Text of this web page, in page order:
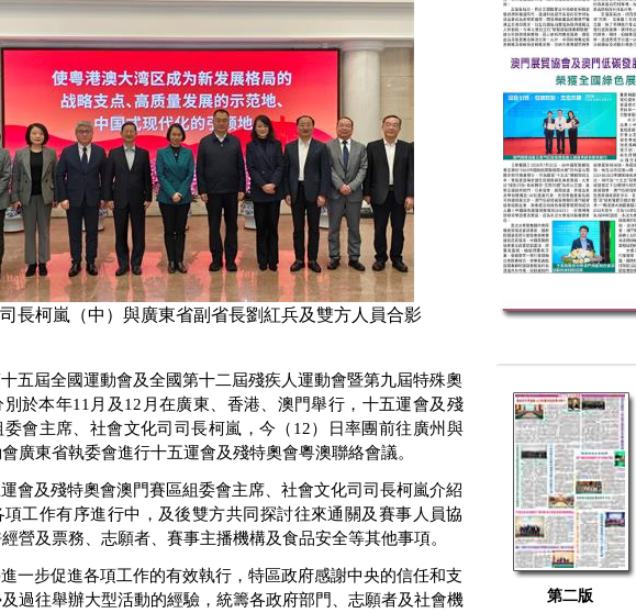
長柯嵐（中）與廣東省副省長劉紅兵及雙方人員合影
十五屆全國運動會及全國第十二屆殘疾人運動會暨第九屆特殊奧
別於本年11 月及 12 月在廣東、香港、澳門舉行，十五運會及殘
會主席、社會文化司司長柯嵐，今（ 12）日率團前往廣州與
廣東省執委會進行十五運會及殘特奧會粵澳聯絡會議。
會及殘特奧會澳門賽區組委會主席、社會文化司司長柯嵐介紹
項工作有序進行中，及後雙方共同探討往來通關及賽事人員協
營及票務、志願者、賽事主播機構及食品安全等其他事項。
一步促進各項工作的有效執行，特區政府感謝中央的信任和支
過往舉辦大型活動的經驗，統籌各政府部門、志願者及社會機
第二版